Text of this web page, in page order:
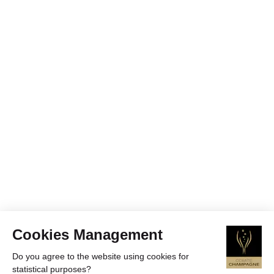
Cookies Management
Do you agree to the website using cookies for
statistical purposes?